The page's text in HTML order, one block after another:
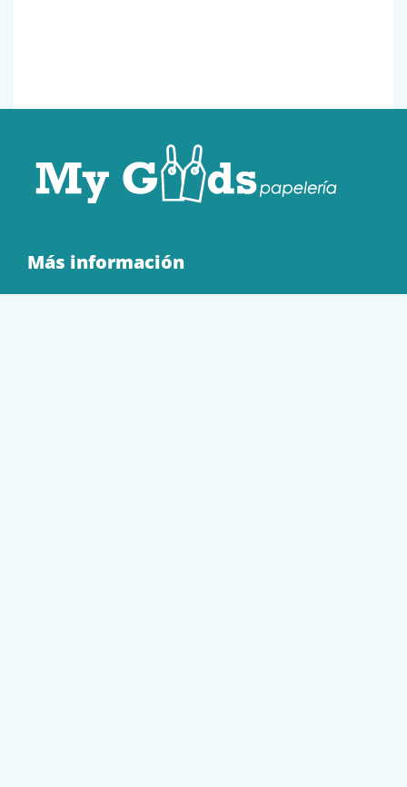
Más información